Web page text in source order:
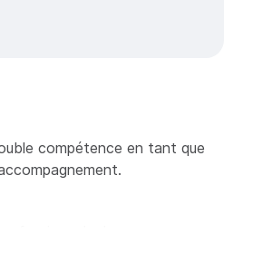
compétence en tant que
de haut niveau souhaitant